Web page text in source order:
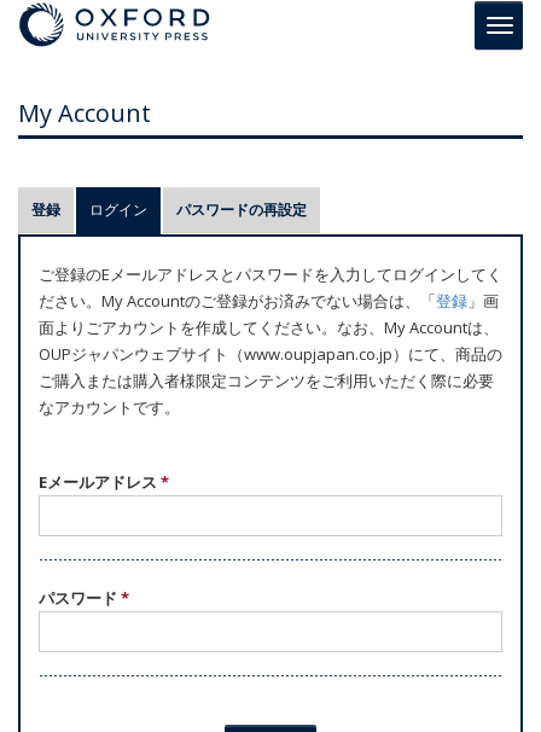
My Account
プ
ラ
マ
リ
ー
タ
ブ
登録 ログイン (アクティブなタブ)
パスワードの再設定
ご登録のEメールアドレスとパスワードを入力してログインしてく
ださい。My Accountのご登録がお済みでない場合は、「登録 」画
面よりごアカウントを作成してください。なお、My Accountは、
OUPジャパンウェブサイト（www.oupjapan.co.jp）にて、商品の
ご購入または購入者様限定コンテンツをご利用いただく際に必要
なアカウントです。
Eメールアドレス *
パスワード *